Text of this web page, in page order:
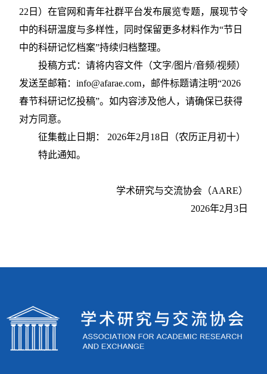
22日）在官网和青年社群平台发布展览专题，展现节令
中的科研温度与多样性，同时保留更多材料作为“节日
中的科研记忆档案”持续归档整理。
投稿方式：请将内容文件（文字/图片/音频/视频）
发送至邮箱：info@afarae.com，邮件标题请注明“2026
春节科研记忆投稿”。如内容涉及他人，请确保已获得
对方同意。
征集截止日期：
2026年2月18日（农历正月初十）
特此通知。
学术研究与交流协会（AARE）
2026年2月3 日